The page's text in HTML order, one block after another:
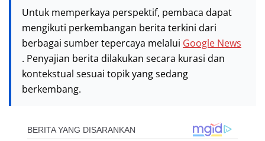
Untuk memperkaya perspektif, pembaca dapat
mengikuti perkembangan berita terkini dari
berbagai sumber tepercaya melalui Google News
. Penyajian berita dilakukan secara kurasi dan
kontekstual sesuai topik yang sedang
berkembang.